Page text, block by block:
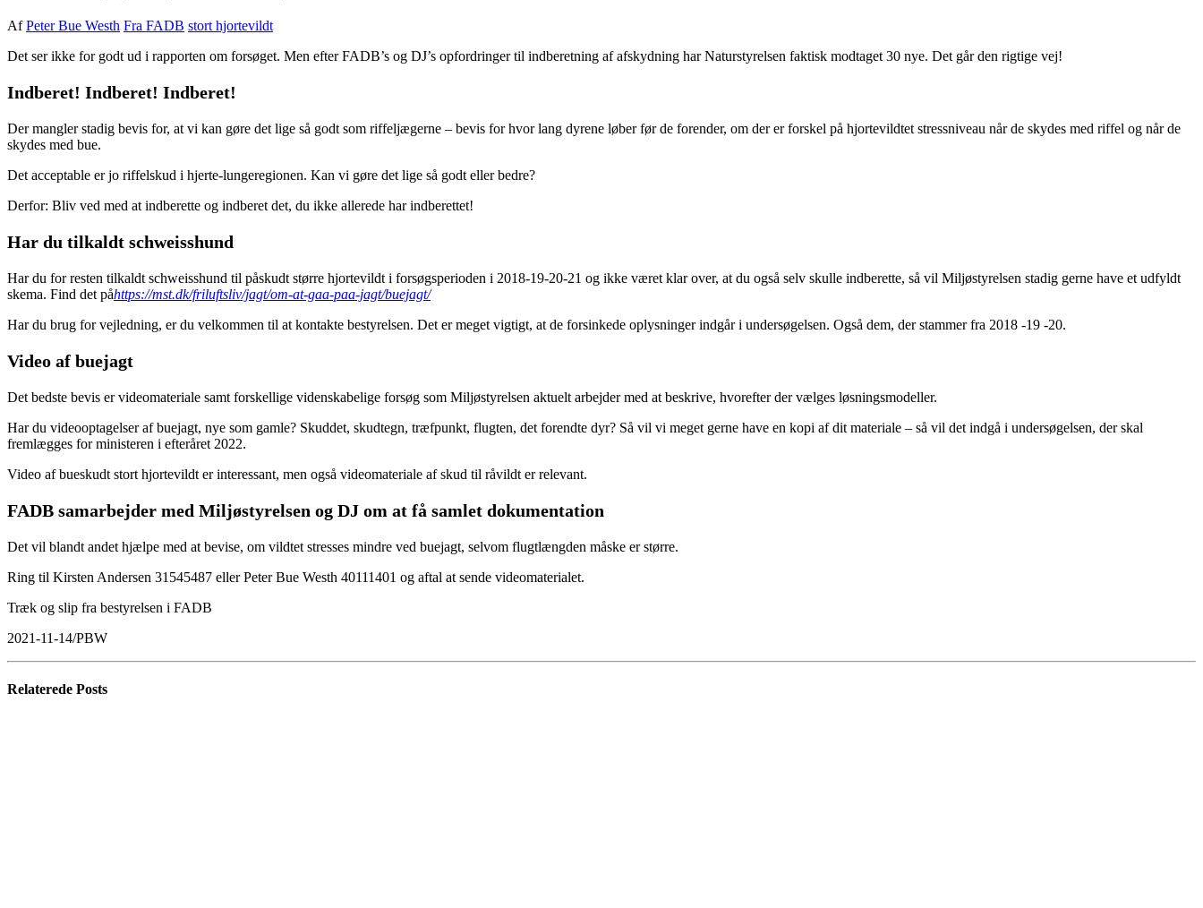
Af Peter Bue Westh Fra FADB stort hjortevildt
Det ser ikke for godt ud i rapporten om forsøget. Men efter FADB’s og DJ’s opfordringer til indberetning af afskydning har Naturstyrelsen faktisk modtaget 30 nye. Det går den rigtige vej!
Indberet! Indberet! Indberet!
Der mangler stadig bevis for, at vi kan gøre det lige så godt som riffeljægerne – bevis for hvor lang dyrene løber før de forender, om der er forskel på hjortevildtet stressniveau når de skydes med riffel og når de
skydes med bue.
Det acceptable er jo riffelskud i hjerte-lungeregionen. Kan vi gøre det lige så godt eller bedre?
Derfor: Bliv ved med at indberette og indberet det, du ikke allerede har indberettet!
Har du tilkaldt schweisshund
Har du for resten tilkaldt schweisshund til påskudt større hjortevildt i forsøgsperioden i 2018-19-20-21 og ikke været klar over, at du også selv skulle indberette, så vil Miljøstyrelsen stadig gerne have et udfyldt
skema. Find det påhttps://mst.dk/friluftsliv/jagt/om-at-gaa-paa-jagt/buejagt/
Har du brug for vejledning, er du velkommen til at kontakte bestyrelsen. Det er meget vigtigt, at de forsinkede oplysninger indgår i undersøgelsen. Også dem, der stammer fra 2018 -19 -20.
Video af buejagt
Det bedste bevis er videomateriale samt forskellige videnskabelige forsøg som Miljøstyrelsen aktuelt arbejder med at beskrive, hvorefter der vælges løsningsmodeller.
Har du videooptagelser af buejagt, nye som gamle? Skuddet, skudtegn, træfpunkt, flugten, det forendte dyr? Så vil vi meget gerne have en kopi af dit materiale – så vil det indgå i undersøgelsen, der skal
fremlægges for ministeren i efteråret 2022.
Video af bueskudt stort hjortevildt er interessant, men også videomateriale af skud til råvildt er relevant.
FADB samarbejder med Miljøstyrelsen og DJ om at få samlet dokumentation
Det vil blandt andet hjælpe med at bevise, om vildtet stresses mindre ved buejagt, selvom flugtlængden måske er større.
Ring til Kirsten Andersen 31545487 eller Peter Bue Westh 40111401 og aftal at sende videomaterialet.
Træk og slip fra bestyrelsen i FADB
2021-11-14/PBW
Relaterede Posts